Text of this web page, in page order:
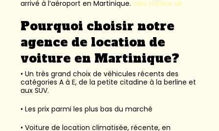
arrivé à l’aéroport en Martinique.rolex replica uk
Pourquoi choisir notre
agence de location de
voiture en Martinique?
• Un très grand choix de véhicules récents des
catégories A à E, de la petite citadine à la berline et
aux SUV.
• Les prix parmi les plus bas du marché
• Voiture de location climatisée, récente, en